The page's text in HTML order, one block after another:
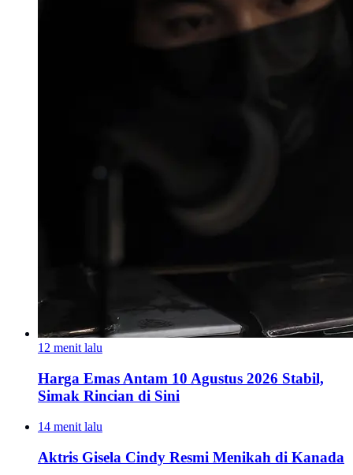
12 menit lalu
Harga Emas Antam 10 Agustus 2026 Stabil,
Simak Rincian di Sini
14 menit lalu
Aktris Gisela Cindy Resmi Menikah di Kanada